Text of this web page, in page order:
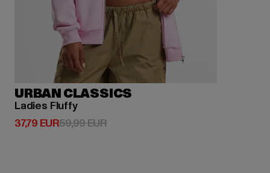
URBAN CLASSICS
Ladies Fluffy
37,79 EUR
Derzeitiger Preis: 37,79 EUR
59,99 EURAktionspreis: 59,99 EUR